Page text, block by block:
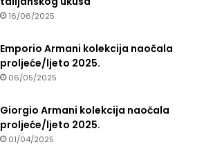
16/06/2025
Emporio Armani kolekcija naočala
proljeće/ljeto 2025.
06/05/2025
Giorgio Armani kolekcija naočala
proljeće/ljeto 2025.
01/04/2025